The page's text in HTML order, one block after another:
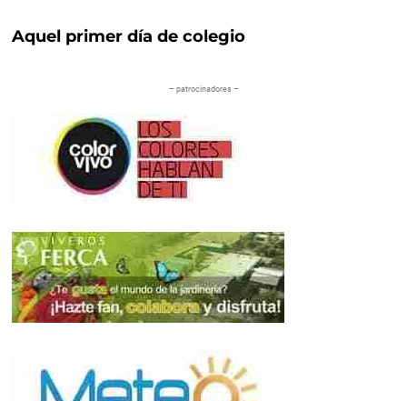
Aquel primer día de colegio
– patrocinadores –